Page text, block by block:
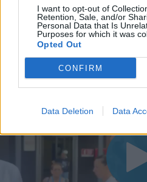
I want to opt-out of
Retention, Sale, and/or
Personal Data that Is
Purposes for which it was
Opted Out
CONFIRM
Data Deletion Data